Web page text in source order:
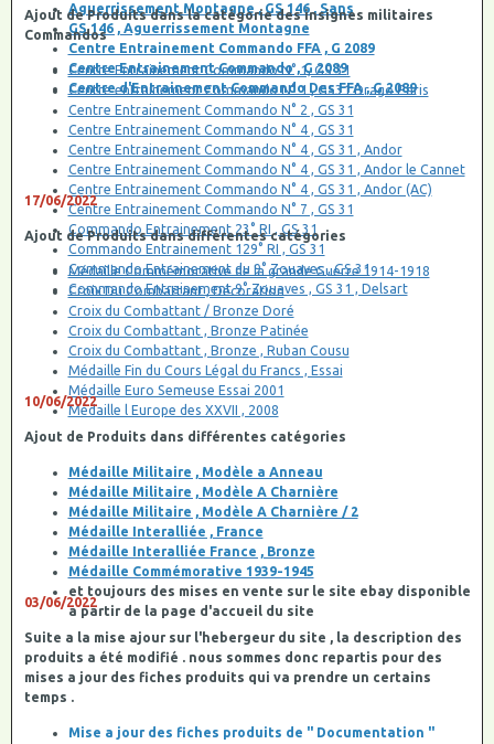
Aguerrissement Montagne , GS 146 , Sans
GS 146 , Aguerrissement Montagne
Centre Entrainement Commando FFA , G 2089
Centre Entrainement Commando , G 2089
Centre d'Entrainement Commando Des FFA , G 2089
Ajout de Produits dans la catégorie des insignes militaires
Commandos
Centre Entrainement Commando N° 1, GS 31
Centre entrainement Commando N° 1 , GS31 Drago Paris
Centre Entrainement Commando N° 2 , GS 31
Centre Entrainement Commando N° 4 , GS 31
Centre Entrainement Commando N° 4 , GS 31 , Andor
Centre Entrainement Commando N° 4 , GS 31 , Andor le Cannet
Centre Entrainement Commando N° 4 , GS 31 , Andor (AC)
Centre Entrainement Commando N° 7 , GS 31
Commando Entrainement 23° RI , GS 31
Commando Entrainement 129° RI , GS 31
Commando Entrainement du 9° Zouaves , GS 31
Commando Entrainement 9° Zouaves , GS 31 , Delsart
17/06/2022
Ajout de Produits dans différentes catégories
Médaille Commémorative de la grande Guerre 1914-1918
Croix Du Combattant , Décoration
Croix du Combattant / Bronze Doré
Croix du Combattant , Bronze Patinée
Croix du Combattant , Bronze , Ruban Cousu
Médaille Fin du Cours Légal du Francs , Essai
Médaille Euro Semeuse Essai 2001
Médaille l Europe des XXVII , 2008
10/06/2022
Ajout de Produits dans différentes catégories
Médaille Militaire , Modèle a Anneau
Médaille Militaire , Modèle A Charnière
Médaille Militaire , Modèle A Charnière / 2
Médaille Interalliée , France
Médaille Interalliée France , Bronze
Médaille Commémorative 1939-1945
et toujours des mises en vente sur le site ebay disponible
a partir de la page d'accueil du site
03/06/2022
Suite a la mise ajour sur l'hebergeur du site , la description des
produits a été modifié . nous sommes donc repartis pour des
mises a jour des fiches produits qui va prendre un certains
temps .
Mise a jour des fiches produits de " Documentation "